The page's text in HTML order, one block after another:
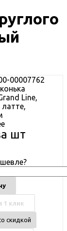
00007762
Line,
шт
1 клик
скидкой